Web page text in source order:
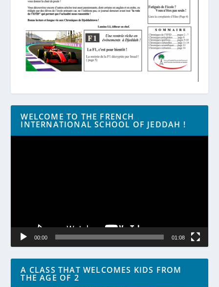
WELCOME TO THE FRENCH
INTERNATIONAL SCHOOL OF JEDDAH !
00:00 01:08
A CLASS THAT WELCOMES KIDS FROM
THE AGE OF 2